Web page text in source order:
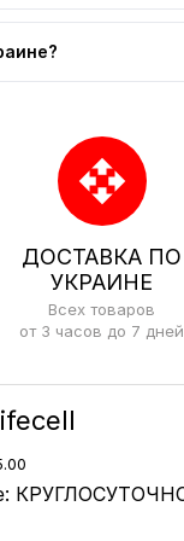
open_with
ДОСТАВКА ПО
УКРАИНЕ
Всех товаров
от 3 часов до 7 дней